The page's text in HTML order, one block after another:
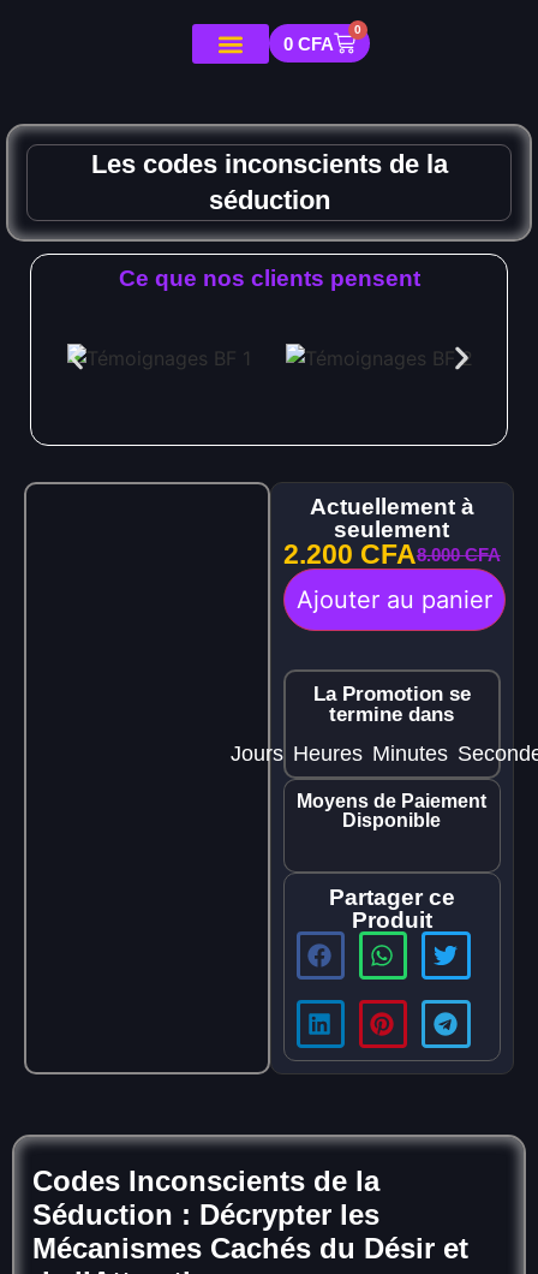
0 CFA
0
Les codes inconscients de la
séduction
Ce que nos clients pensent
Actuellement à
seulement
2.200 CFA8.000CFA
Ajouter au panier
La Promotion se
termine dans
Jours Heures Minutes
Moyens de Paiement
Disponible
Partager ce
Produit
Codes Inconscients de la
Séduction : Décrypter les
Mécanismes Cachés du Désir et